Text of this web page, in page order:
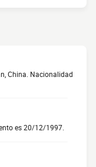
China. Nacionalidad
es 20/12/1997.